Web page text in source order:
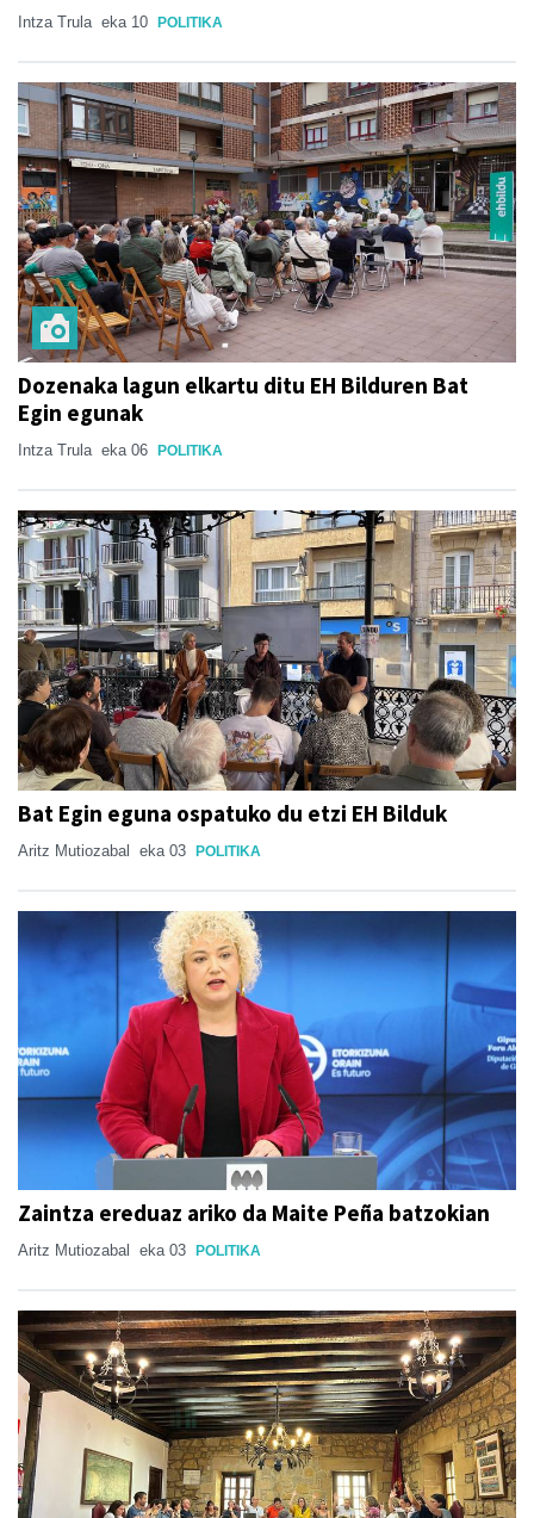
Intza Trula eka 10 POLITIKA
Dozenaka lagun elkartu ditu EH Bilduren Bat
Egin egunak
Intza Trula eka 06 POLITIKA
Bat Egin eguna ospatuko du etzi EH Bilduk
Aritz Mutiozabal eka 03 POLITIKA
Zaintza ereduaz ariko da Maite Peña batzokian
Aritz Mutiozabal eka 03 POLITIKA